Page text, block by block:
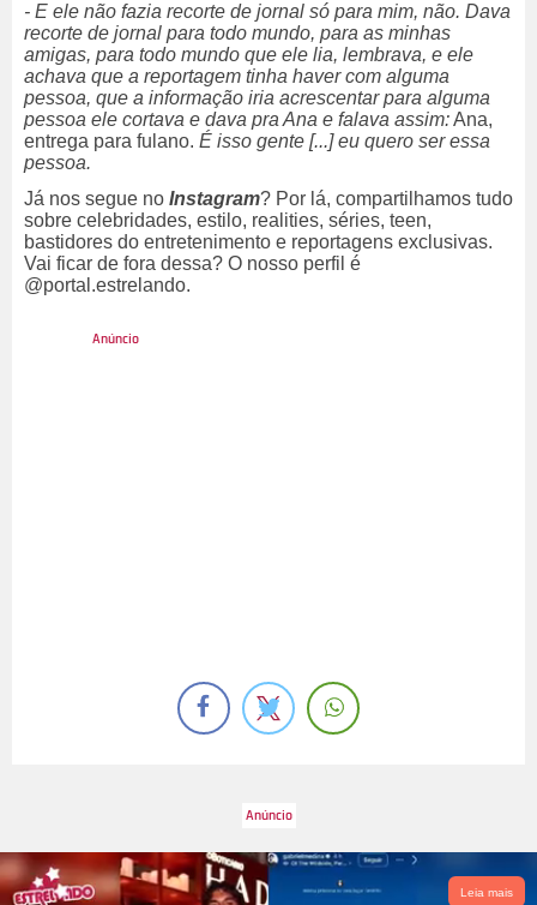
- E ele não fazia recorte de jornal só para mim, não. Dava
recorte de jornal para todo mundo, para as minhas
amigas, para todo mundo que ele lia, lembrava, e ele
achava que a reportagem tinha haver com alguma
pessoa, que a informação iria acrescentar para alguma
pessoa ele cortava e dava pra Ana e falava assim:Ana,
entrega para fulano. É isso gente [...] eu quero ser essa
pessoa.
Já nos segue no Instagram? Por lá, compartilhamos tudo
sobre celebridades, estilo, realities, séries, teen,
bastidores do entretenimento e reportagens exclusivas.
Vai ficar de fora dessa? O nosso perfil é
@portal.estrelando.
Leia mais